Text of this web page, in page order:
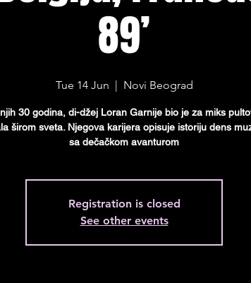
89’
Tue 14 Jun
  |
Novi Beograd
30 godina, di-džej Loran Garnije bio je za miks
širom sveta. Njegova karijera opisuje istoriju dens
sa dečačkom avanturom
Registration is closed
See other events